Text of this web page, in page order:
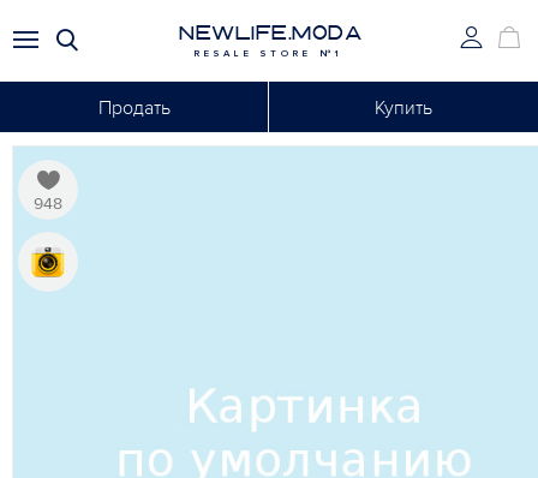
NEWLIFE.MODA
RESALE STORE №1
Продать Купить
948